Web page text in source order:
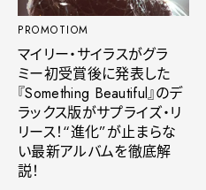
PROMOTIOM
マイリー・サイラスがグラ
ミー初受賞後に発表した
『Something Beautiful』のデ
ラックス版がサプライズ・リ
リース！“進化”が止まらな
い最新アルバムを徹底解
説！